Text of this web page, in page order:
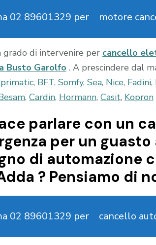
02 89601329 per motore
grado di intervenire per cancello
Busto Garolfo . A prescindere dal
, BFT, Somfy, Sea, Nice, Fadini,
, Cardin, Hormann, Casit, Kopron
parlare con un
per un
di automazione
? Pensiamo di
02 89601329 per cancello